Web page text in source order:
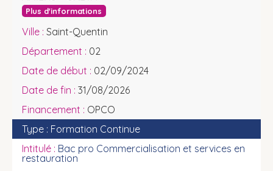
Plus d'informations
Saint-Quentin
02
02/09/2024
31/08/2026
OPCO
Formation Continue
Bac pro Commercialisation et services en
restauration